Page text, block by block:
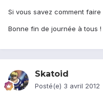
Si vous savez comment
Bonne fin de journée à tous !
Skatoid
Posté(e) 3 avril 2012